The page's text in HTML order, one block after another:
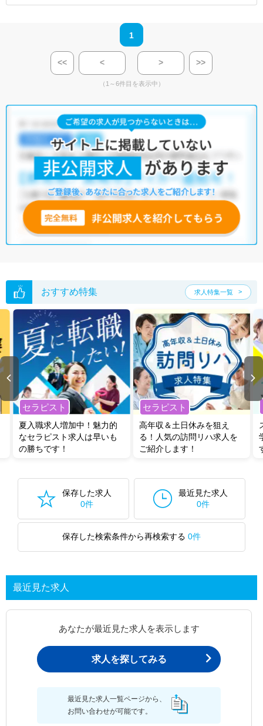
1
<< < > >>
（1～6件目を表示中）
おすすめ特集 求人特集一覧
セラピスト
夏入職求人増加中！魅力的
なセラピスト求人は早いも
の勝ちです！
セラピスト
高年収＆土日休みを狙え
る！人気の訪問リハ求人を
ご紹介します！
保存した求人
0件
最近見た求人
0件
保存した検索条件から再検索する 0件
最近見た求人
あなたが最近見た求人を表示します
求人を探してみる
最近見た求人一覧ページから、
お問い合わせが可能です。